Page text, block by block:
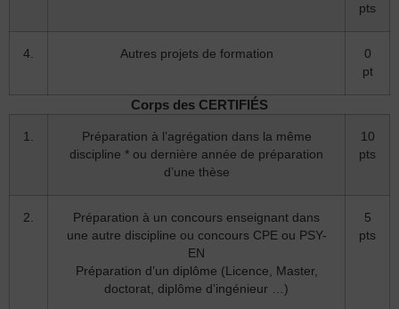
pts
4. Autres projets de formation
0
pt
Corps des CERTIFIÉS
1.
Préparation à l’agrégation dans la même
discipline * ou dernière année de préparation
d’une thèse
10
pts
2.
Préparation à un concours enseignant dans
une autre discipline ou concours CPE ou PSY-
EN
Préparation d’un diplôme (Licence, Master,
doctorat, diplôme d’ingénieur …)
5
pts